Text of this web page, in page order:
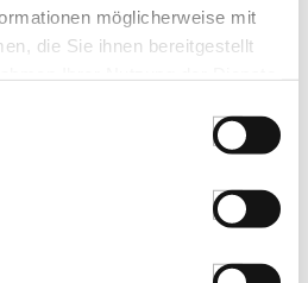
möglicherweise mit
die Sie ihnen bereitgestellt